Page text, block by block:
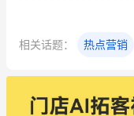
相关话题： 热点营销